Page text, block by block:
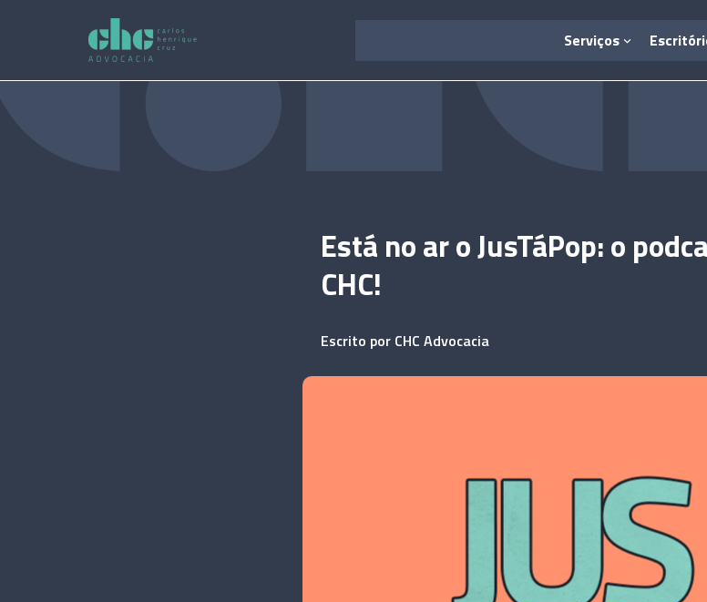
Serviços
Está no ar o JusTáPop: o
CHC!
Escrito por CHC Advocacia